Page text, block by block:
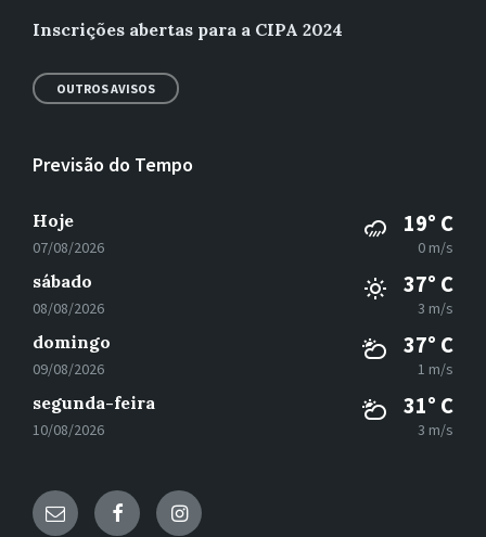
Inscrições abertas para a CIPA 2024
OUTROS AVISOS
Previsão do Tempo
Hoje
07/08/2026
19° C
0 m/s
sábado
08/08/2026
37° C
3 m/s
domingo
09/08/2026
37° C
1 m/s
segunda-feira
10/08/2026
31° C
3 m/s
E- FacebookInstagram